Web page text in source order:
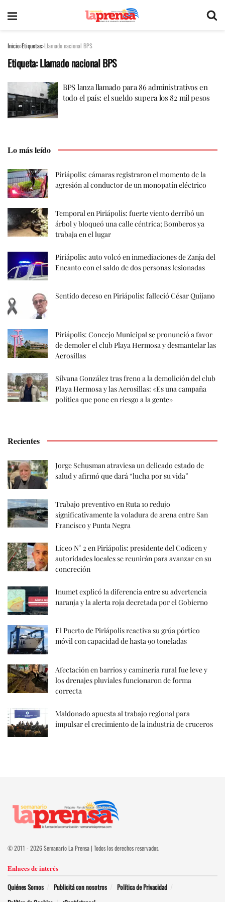
Inicio Etiquetas Llamado nacional BPS
Etiqueta:Llamado nacional BPS
BPS lanza llamado para 86 administrativos en
todo el país: el sueldo supera los 82 mil pesos
Lo más leído
Piriápolis: cámaras registraron el momento de la
agresión al conductor de un monopatín eléctrico
Temporal en Piriápolis: fuerte viento derribó un
árbol y bloqueó una calle céntrica; Bomberos ya
trabaja en el lugar
Piriápolis: auto volcó en inmediaciones de Zanja del
Encanto con el saldo de dos personas lesionadas
Sentido deceso en Piriápolis: falleció César Quijano
Piriápolis: Concejo Municipal se pronunció a favor
de demoler el club Playa Hermosa y desmantelar las
Aerosillas
Silvana González tras freno a la demolición del club
Playa Hermosa y las Aerosillas: «Es una campaña
política que pone en riesgo a la gente»
Recientes
Jorge Schusman atraviesa un delicado estado de
salud y afirmó que dará “lucha por su vida”
Trabajo preventivo en Ruta 10 redujo
significativamente la voladura de arena entre San
Francisco y Punta Negra
Liceo N° 2 en Piriápolis: presidente del Codicen y
autoridades locales se reunirán para avanzar en su
concreción
Inumet explicó la diferencia entre su advertencia
naranja y la alerta roja decretada por el Gobierno
El Puerto de Piriápolis reactiva su grúa pórtico
móvil con capacidad de hasta 90 toneladas
Afectación en barrios y caminería rural fue leve y
los drenajes pluviales funcionaron de forma
correcta
Maldonado apuesta al trabajo regional para
impulsar el crecimiento de la industria de cruceros
© 2011 - 2026 Semanario La Prensa | Todos los derechos reservados.
Enlaces de interés
Quiénes Somos Publicitá con nosotros
Política de Privacidad